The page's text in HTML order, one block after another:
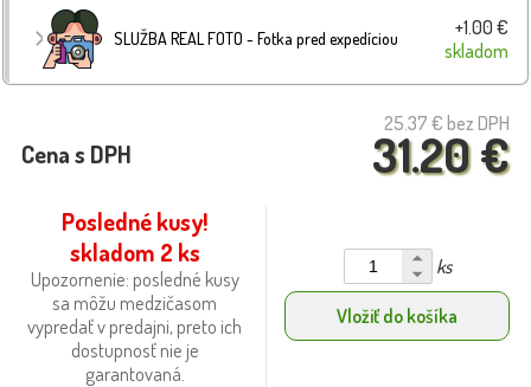
SLUŽBA REAL FOTO - Fotka pred expedíciou
+1.00 €
skladom
25.37 € bez DPH
31.20 €
Cena s DPH
Posledné kusy!
skladom 2 ks
Upozornenie: posledné kusy
sa môžu medzičasom
vypredať v predajni, preto ich
dostupnosť nie je
garantovaná.
ks
Vložiť do košíka